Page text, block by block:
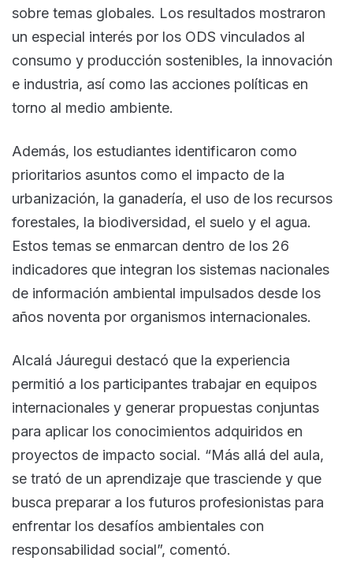
sobre temas globales. Los resultados mostraron
un especial interés por los ODS vinculados al
consumo y producción sostenibles, la innovación
e industria, así como las acciones políticas en
torno al medio ambiente.
Además, los estudiantes identificaron como
prioritarios asuntos como el impacto de la
urbanización, la ganadería, el uso de los recursos
forestales, la biodiversidad, el suelo y el agua.
Estos temas se enmarcan dentro de los 26
indicadores que integran los sistemas nacionales
de información ambiental impulsados desde los
años noventa por organismos internacionales.
Alcalá Jáuregui destacó que la experiencia
permitió a los participantes trabajar en equipos
internacionales y generar propuestas conjuntas
para aplicar los conocimientos adquiridos en
proyectos de impacto social. “Más allá del aula,
se trató de un aprendizaje que trasciende y que
busca preparar a los futuros profesionistas para
enfrentar los desafíos ambientales con
responsabilidad social”, comentó.